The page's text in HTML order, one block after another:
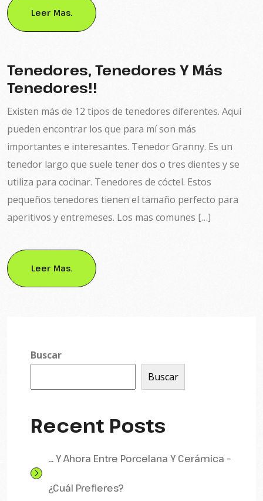
Leer Mas.
Tenedores, Tenedores Y Más
Tenedores!!
Existen más de 12 tipos de tenedores diferentes. Aquí
pueden encontrar los que para mí son más
importantes e interesantes. Tenedor Granny. Es un
tenedor largo que suele tener dos o tres dientes y se
utiliza para cocinar. Tenedores de cóctel. Estos
pequeños tenedores tienen el tamaño perfecto para
aperitivos y entremeses. Los mas comunes […]
Leer Mas.
Buscar
Buscar
Recent Posts
… Y Ahora Entre Porcelana Y Cerámica –
¿Cuál Prefieres?